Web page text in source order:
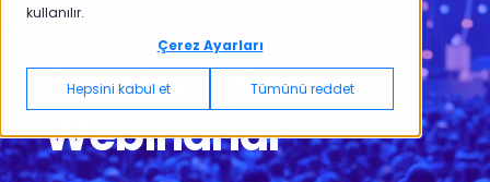
kullanılır.
Çerez Ayarları
Hepsini kabul et Tümünü reddet
Etkinlikler &
Webinarlar